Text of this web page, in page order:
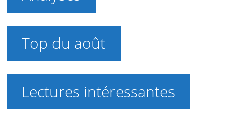
Top du août
Lectures intéressantes